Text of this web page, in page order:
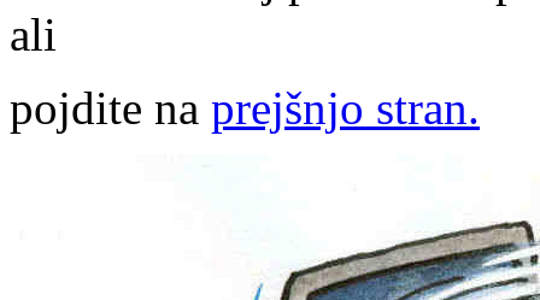
ali
pojdite na prejšnjo stran.